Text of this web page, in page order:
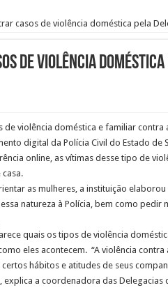
casos de violência doméstica pela
de violência
de violência doméstica e familiar
digital da Polícia Civil do Estado de
online, as vítimas desse tipo de
as mulheres, a instituição
natureza à Polícia, bem como pedir
quais os tipos de violência
eles acontecem. “A violência contra
hábitos e atitudes de seus
a coordenadora das Delegacias